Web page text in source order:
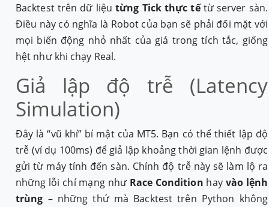
Backtest trên dữ liệutừng Tick thực tếtừ server sàn.
Điều này có nghĩa là Robot của bạn sẽ phải đối mặt với
mọi biến động nhỏ nhất của giá trong tích tắc, giống
hệt như khi chạy Real.
Giả lập độ trễ (Latency
Simulation)
Đây là “vũ khí” bí mật của MT5. Bạn có thể thiết lập độ
trễ (ví dụ 100ms) để giả lập khoảng thời gian lệnh được
gửi từ máy tính đến sàn. Chính độ trễ này sẽ làm lộ ra
những lỗi chí mạng như Race Condition hay vào lệnh
trùng – những thứ mà Backtest trên Python không